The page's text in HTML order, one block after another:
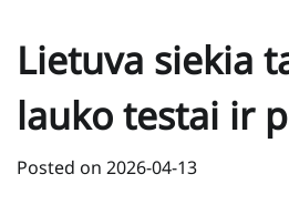
Lietuva siekia
lauko testai ir
Posted on 2026-04-13